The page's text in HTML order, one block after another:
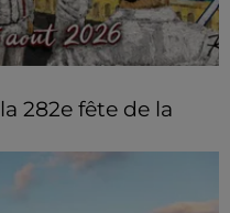
282e fête de la